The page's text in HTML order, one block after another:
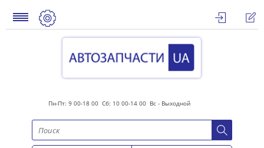
Пн-Пт: 9 00-18 00 Сб: 10 00-14 00 Вс - Выходной